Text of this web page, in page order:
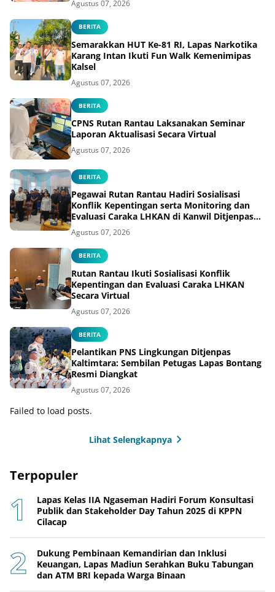
Agustus 07, 2026
BERITA
Semarakkan HUT Ke-81 RI, Lapas Narkotika
Karang Intan Ikuti Fun Walk Kemenimipas
Kalsel
Agustus 07, 2026
BERITA
CPNS Rutan Rantau Laksanakan Seminar
Laporan Aktualisasi Secara Virtual
Agustus 07, 2026
BERITA
Pegawai Rutan Rantau Hadiri Sosialisasi
Konflik Kepentingan serta Monitoring dan
Evaluasi Caraka LHKAN di Kanwil Ditjenpas
Kalsel
Agustus 07, 2026
BERITA
Rutan Rantau Ikuti Sosialisasi Konflik
Kepentingan dan Evaluasi Caraka LHKAN
Secara Virtual
Agustus 07, 2026
BERITA
Pelantikan PNS Lingkungan Ditjenpas
Kaltimtara: Sembilan Petugas Lapas Bontang
Resmi Diangkat
Agustus 07, 2026
Failed to load posts.
Lihat Selengkapnya
Terpopuler
Lapas Kelas IIA Ngaseman Hadiri Forum Konsultasi
Publik dan Stakeholder Day Tahun 2025 di KPPN
Cilacap
Dukung Pembinaan Kemandirian dan Inklusi
Keuangan, Lapas Madiun Serahkan Buku Tabungan
dan ATM BRI kepada Warga Binaan